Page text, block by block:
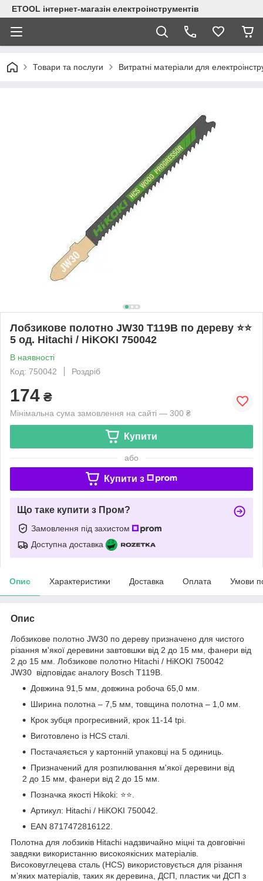
ETOOL інтернет-магазін електроінструментів
Товари та послуги Витратні матеріали для
Лобзикове полотно JW30 T119B по дереву ⭐️⭐️
5 од. Hitachi / HiKOKI 750042
В наявності
Код: 750042
Роздріб
174 ₴
Мінімальна сума замовлення на сайті — 300 ₴
Купити
або
Купити з
Що таке купити з Пром?
Замовлення під захистом
Доступна доставка
Опис Характеристики Доставка Оплата Умови
Опис
Лобзикове полотно JW30 по дереву призначено для чистого
різання м'якої деревини завтовшки від 2 до 15 мм, фанери від
2 до 15 мм. Лобзикове полотно Hitachi / HiKOKI 750042
JW30 відповідає аналогу Bosch T119B.
Довжина 91,5 мм, довжина робоча 65,0 мм.
Ширина полотна – 7,5 мм, товщина полотна – 1,0 мм.
Крок зубця прогресивний, крок 11-14 tpi.
Виготовлено із HCS сталі.
Постачаяється у картонній упаковці на 5 одиниць.
Призначений для розпилювання м'якої деревини від
2 до 15 мм, фанери від 2 до 15 мм.
Позначка якості Hikoki: ⭐️⭐️.
Артикул: Hitachi / HiKOKI 750042.
EAN 8717472816122.
Полотна для лобзиків Hitachi надзвичайно міцні та довговічні
завдяки використанню високоякісних матеріалів.
Високовуглецева сталь (HCS) використовується для різання
м’яких матеріалів, таких як деревина, ДСП, пластик чи ДСП з